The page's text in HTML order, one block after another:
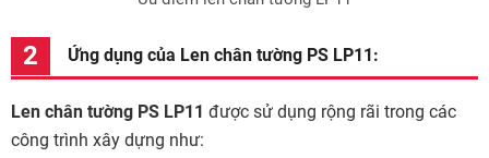
Ứng dụng của Len chân tường PS LP11:
Len chân tường PS LP11 được sử dụng rộng rãi trong các
công trình xây dựng như: